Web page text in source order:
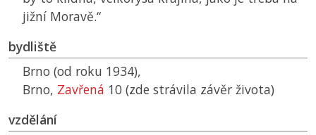
jižní Moravě.“
bydliště
Brno (od roku 1934),
Brno, Zavřená 10 (zde strávila závěr života)
vzdělání